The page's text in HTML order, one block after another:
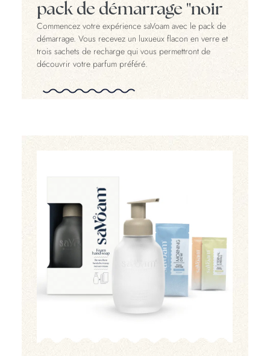
pack de démarrage "noir
Commencez votre expérience saVoam avec le pack de
démarrage. Vous recevez un luxueux flacon en verre et
trois sachets de recharge qui vous permettront de
découvrir votre parfum préféré.